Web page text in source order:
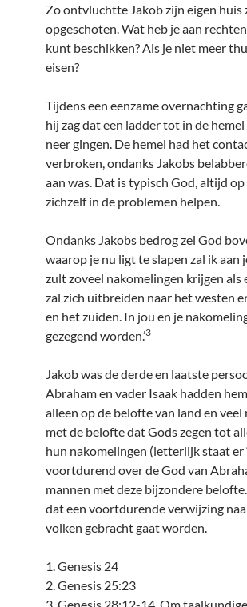
Zo ontvluchtte Jakob zijn eigen huis
opgeschoten. Wat heb je aan
kunt beschikken? Als je niet meer
eisen?
Tijdens een eenzame overnachting
hij zag dat een ladder tot in de
neer gingen. De hemel had het
verbroken, ondanks Jakobs
aan was. Dat is typisch God, altijd
zichzelf in de problemen helpen.
Ondanks Jakobs bedrog zei God
waarop je nu ligt te slapen zal ik aan
zult zoveel nakomelingen krijgen als
zal zich uitbreiden naar het westen
en het zuiden. In jou en je
gezegend worden.’3
Jakob was de derde en laatste
Abraham en vader Isaak hadden
alleen op de belofte van land en
met de belofte dat Gods zegen tot
hun nakomelingen (letterlijk staat er
voortdurend over de God van
mannen met deze bijzondere
dat een voortdurende verwijzing
volken gebracht gaat worden.
1. Genesis 24
2. Genesis 25:23